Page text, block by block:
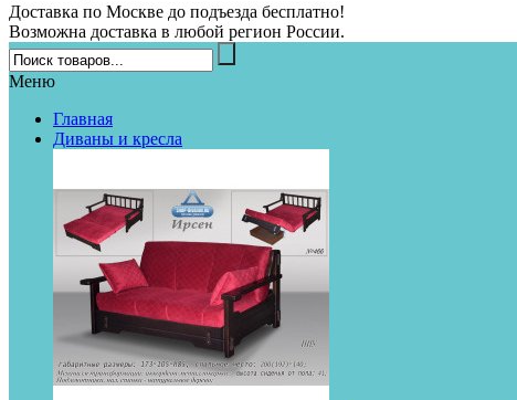
Доставка по Москве до подъезда бесплатно!
Возможна доставка в любой регион России.
Меню
Главная
Диваны и кресла